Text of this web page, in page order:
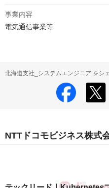
事業内容
電気通信事業等
北海道支社_システムエンジニア をシ
NTTドコモビジネス株式